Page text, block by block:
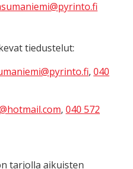
tiedustelut:
, 040
, 040 572
tarjolla aikuisten